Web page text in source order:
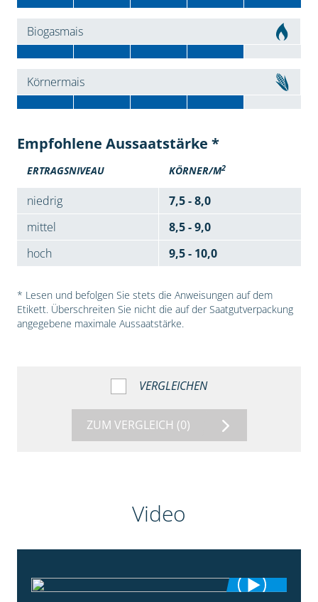
Biogasmais
Körnermais
Empfohlene Aussaatstärke *
ERTRAGSNIVEAU KÖRNER/M2
niedrig
7,5 - 8,0
mittel
8,5 - 9,0
hoch
9,5 - 10,0
* Lesen und befolgen Sie stets die Anweisungen auf dem
Etikett. Überschreiten Sie nicht die auf der Saatgutverpackung
angegebene maximale Aussaatstärke.
VERGLEICHEN
ZUM VERGLEICH (0)
Video